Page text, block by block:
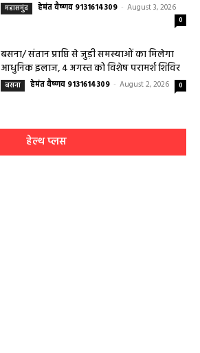
महासमुंद हेमंत वैष्णव 9131614309 - August 3, 2026
0
बसना/ संतान प्राप्ति से जुड़ी समस्याओं का मिलेगा
आधुनिक इलाज, 4 अगस्त को विशेष परामर्श शिविर
बसना हेमंत वैष्णव 9131614309 - August 2, 2026 0
हेल्थ प्लस